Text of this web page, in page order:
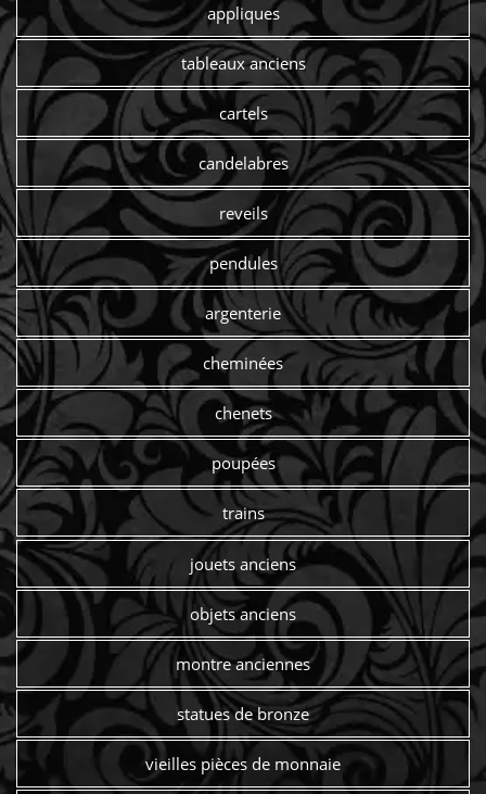
appliques
tableaux anciens
cartels
candelabres
reveils
pendules
argenterie
cheminées
chenets
poupées
trains
jouets anciens
objets anciens
montre anciennes
statues de bronze
vieilles pièces de monnaie